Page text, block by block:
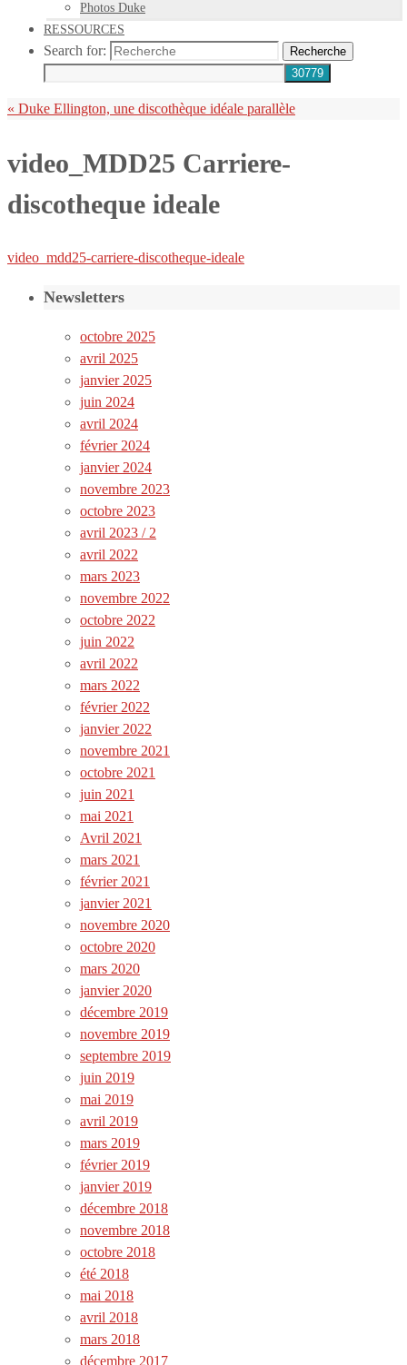
Photos Duke
RESSOURCES
Search for: Recherche
« Duke Ellington, une discothèque idéale parallèle
video_MDD25 Carriere-
discotheque ideale
video_mdd25-carriere-discotheque-ideale
Newsletters
octobre 2025
avril 2025
janvier 2025
juin 2024
avril 2024
février 2024
janvier 2024
novembre 2023
octobre 2023
avril 2023 / 2
avril 2022
mars 2023
novembre 2022
octobre 2022
juin 2022
avril 2022
mars 2022
février 2022
janvier 2022
novembre 2021
octobre 2021
juin 2021
mai 2021
Avril 2021
mars 2021
février 2021
janvier 2021
novembre 2020
octobre 2020
mars 2020
janvier 2020
décembre 2019
novembre 2019
septembre 2019
juin 2019
mai 2019
avril 2019
mars 2019
février 2019
janvier 2019
décembre 2018
novembre 2018
octobre 2018
été 2018
mai 2018
avril 2018
mars 2018
décembre 2017